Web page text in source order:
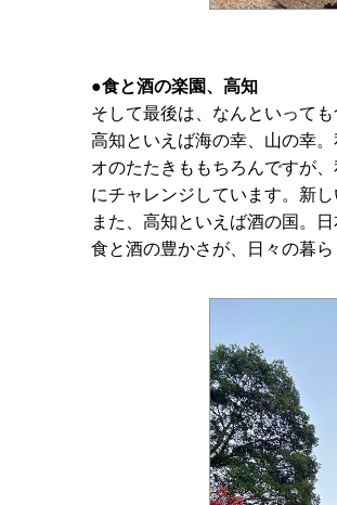
●食と酒の楽園、高知
そして最後は、なんといって
高知といえば海の幸、山の幸
オのたたきももちろんですが
にチャレンジしています。新
また、高知といえば酒の国。日
食と酒の豊かさが、日々の暮